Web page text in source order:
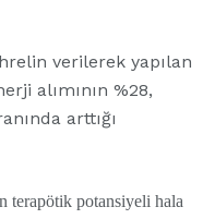
verilerek yapılan
alımının %28,
arttığı
terapötik potansiyeli hala